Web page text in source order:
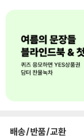
배송/반품/교환